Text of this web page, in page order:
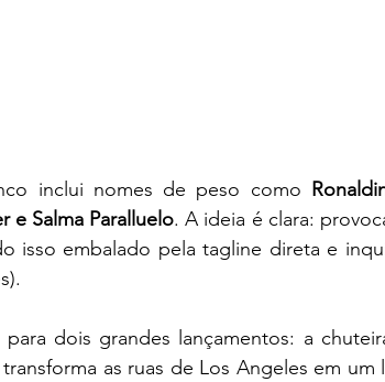
inclui nomes de peso como
e Salma Paralluelo. A ideia é clara:
isso embalado pela tagline direta e
dois grandes lançamentos: a
as ruas de Los Angeles em um